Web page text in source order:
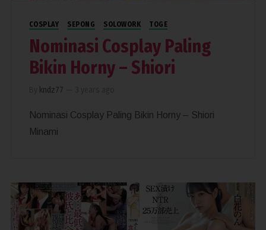
COSPLAY SEPONG SOLOWORK TOGE
Nominasi Cosplay Paling
Bikin Horny – Shiori
kndz77
Nominasi Cosplay Paling Bikin Horny – Shiori
Minami